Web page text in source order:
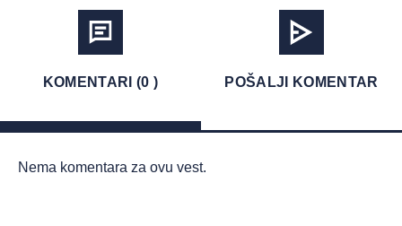
KOMENTARI (0 ) POŠALJI KOMENTAR
Nema komentara za ovu vest.